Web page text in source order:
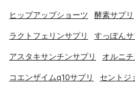
ヒップアップショーツ 酵素サプリ
ラクトフェリンサプリ すっぽんサ
アスタキサンチンサプリ オルニ
コエンザイムq10サプリ セントジ